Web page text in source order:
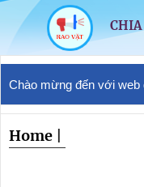
CHIA
Chào mừng đến với web
Home